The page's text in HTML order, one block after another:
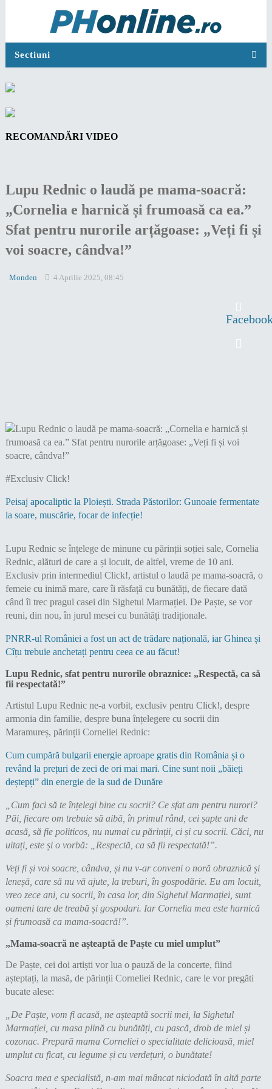
Sectiuni
RECOMANDĂRI VIDEO
Lupu Rednic o laudă pe mama-soacră:
„Cornelia e harnică și frumoasă ca ea.”
Sfat pentru nurorile arțăgoase: „Veți fi și
voi soacre, cândva!”
Monden 4 Aprilie 2025, 08:45
#Exclusiv Click!
Peisaj apocaliptic la Ploiești. Strada Păstorilor: Gunoaie fermentate
la soare, muscărie, focar de infecție!
Lupu Rednic se înțelege de minune cu părinții soției sale, Cornelia
Rednic, alături de care a și locuit, de altfel, vreme de 10 ani.
Exclusiv prin intermediul Click!, artistul o laudă pe mama-soacră, o
femeie cu inimă mare, care îi răsfață cu bunătăți, de fiecare dată
când îi trec pragul casei din Sighetul Marmației. De Paște, se vor
reuni, din nou, în jurul mesei cu bunătăți tradiționale.
PNRR-ul României a fost un act de trădare națională, iar Ghinea și
Cîțu trebuie anchetați pentru ceea ce au făcut!
Lupu Rednic, sfat pentru nurorile obraznice: „Respectă, ca să
fii respectată!”
Artistul Lupu Rednic ne-a vorbit, exclusiv pentru Click!, despre
armonia din familie, despre buna înțelegere cu socrii din
Maramureș, părinții Corneliei Rednic:
Cum cumpără bulgarii energie aproape gratis din România și o
revând la prețuri de zeci de ori mai mari. Cine sunt noii „băieți
deștepți” din energie de la sud de Dunăre
„Cum faci să te înțelegi bine cu socrii? Ce sfat am pentru nurori?
Păi, fiecare om trebuie să aibă, în primul rând, cei șapte ani de
acasă, să fie politicos, nu numai cu părinții, ci și cu socrii. Căci, nu
uitați, este și o vorbă: „Respectă, ca să fii respectată!”.
Veți fi și voi soacre, cândva, și nu v-ar conveni o noră obraznică și
leneșă, care să nu vă ajute, la treburi, în gospodărie. Eu am locuit,
vreo zece ani, cu socrii, în casa lor, din Sighetul Marmației, sunt
oameni tare de treabă și gospodari. Iar Cornelia mea este harnică
și frumoasă ca mama-soacră!”.
„Mama-soacră ne așteaptă de Paște cu miel umplut”
De Paște, cei doi artiști vor lua o pauză de la concerte, fiind
așteptați, la masă, de părinții Corneliei Rednic, care le vor pregăti
bucate alese:
„De Paște, vom fi acasă, ne așteaptă socrii mei, la Sighetul
Marmației, cu masa plină cu bunătăți, cu pască, drob de miel și
cozonac. Prepară mama Corneliei o specialitate delicioasă, miel
umplut cu ficat, cu legume și cu verdețuri, o bunătate!
Soacra mea e specialistă, n-am mai mâncat niciodată în altă parte